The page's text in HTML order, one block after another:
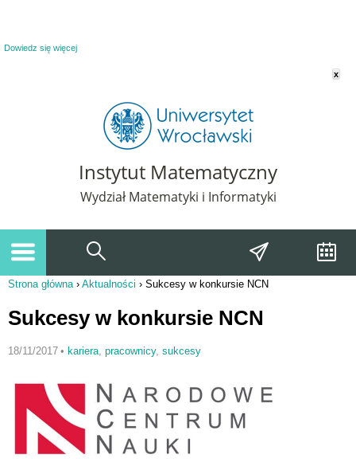
Dowiedz się więcej
x
Instytut Matematyczny
Wydział Matematyki i Informatyki
Strona główna› Aktualności › Sukcesy w konkursie NCN
Sukcesy w konkursie NCN
18/11/2017 • kariera, pracownicy, sukcesy